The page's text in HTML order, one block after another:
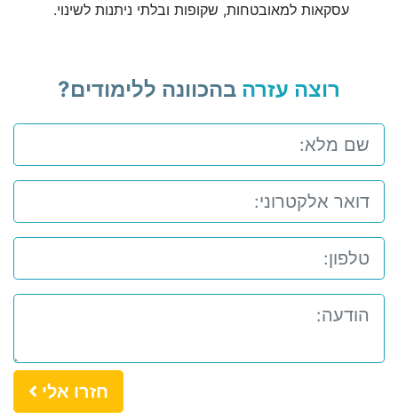
עסקאות למאובטחות, שקופות ובלתי ניתנות לשינוי.
רוצה עזרה בהכוונה ללימודים?
חזרו אלי